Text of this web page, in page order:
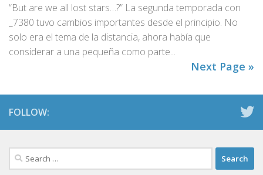
“But are we all lost stars…?” La segunda temporada con
_7380 tuvo cambios importantes desde el principio. No
solo era el tema de la distancia, ahora había que
considerar a una pequeña como parte...
Next Page »
FOLLOW:
Search
for: